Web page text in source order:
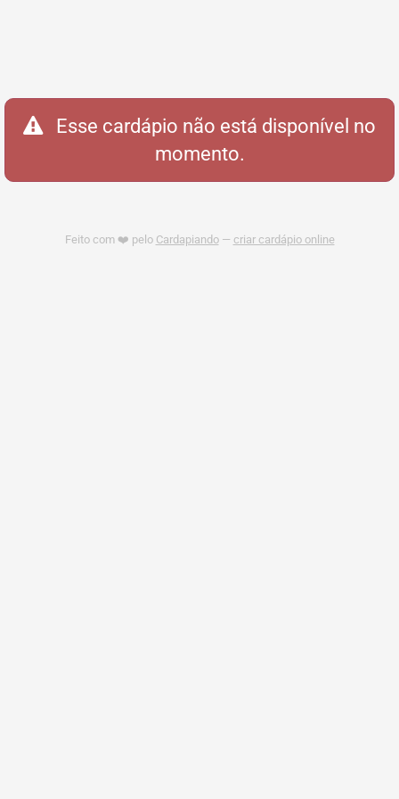
Esse cardápio não está disponível no
momento.
Feito com ❤️ pelo Cardapiando— criar cardápio online